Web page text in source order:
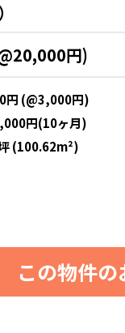
円)
円 (@3,000円)
円(10ヶ月)
(100.62m²)
この物件